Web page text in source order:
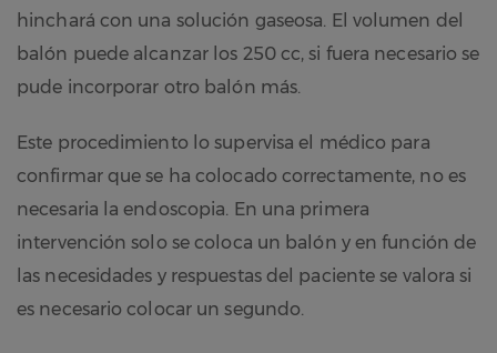
hinchará con una solución gaseosa. El volumen del
balón puede alcanzar los 250 cc, si fuera necesario se
pude incorporar otro balón más.
Este procedimiento lo supervisa el médico para
confirmar que se ha colocado correctamente, no es
necesaria la endoscopia. En una primera
intervención solo se coloca un balón y en función de
las necesidades y respuestas del paciente se valora si
es necesario colocar un segundo.